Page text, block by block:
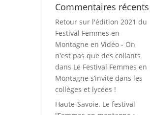
Commentaires récents
Retour sur l'édition 2021 du
Festival Femmes en
Montagne en Vidéo - On
n'est pas que des collants
dans Le Festival Femmes en
Montagne s’invite dans les
collèges et lycées !
Haute-Savoie. Le festival